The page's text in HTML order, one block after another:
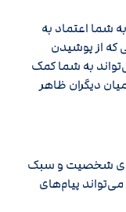
شما اعتماد به
از پوشیدن
به شما کمک
دیگران ظاهر
شخصیت و سبک
پیام‌های